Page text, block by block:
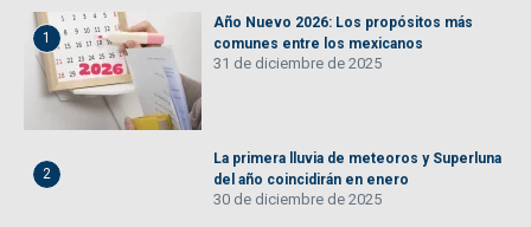
1
Año Nuevo 2026: Los propósitos más
comunes entre los mexicanos
31 de diciembre de 2025
2
La primera lluvia de meteoros y Superluna
del año coincidirán en enero
30 de diciembre de 2025